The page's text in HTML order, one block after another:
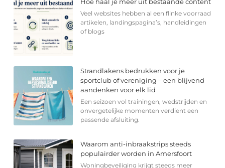
Hoe haal je meer uit bestaande content
Veel websites hebben al een flinke voorraad
artikelen, landingspagina’s, handleidingen
of blogs
Strandlakens bedrukken voor je
sportclub of vereniging – een blijvend
aandenken voor elk lid
Een seizoen vol trainingen, wedstrijden en
onvergetelijke momenten verdient een
passende afsluiting.
Waarom anti-inbraakstrips steeds
populairder worden in Amersfoort
Woningbeveiliging krijgt steeds meer